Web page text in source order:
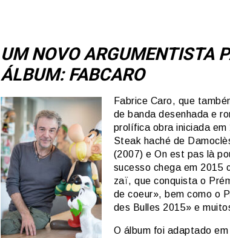
UM NOVO ARGUMENTISTA
ÁLBUM: FABCARO
Fabrice Caro, que
de banda desenhada e
prolífica obra iniciada
Steak haché de
(2007) e On est pas là
sucesso chega em 2015
zaï, que conquista o
de coeur», bem como o
des Bulles 2015» e
O álbum foi adaptado